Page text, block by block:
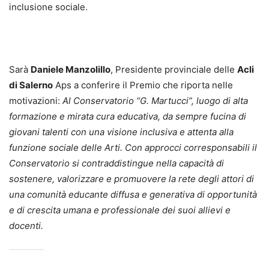
inclusione sociale.
Sarà Daniele Manzolillo, Presidente provinciale delle Acli
di Salerno Aps a conferire il Premio che riporta nelle
motivazioni: Al Conservatorio “G. Martucci”, luogo di alta
formazione e mirata cura educativa, da sempre fucina di
giovani talenti con una visione inclusiva e attenta alla
funzione sociale delle Arti. Con approcci corresponsabili il
Conservatorio si contraddistingue nella capacità di
sostenere, valorizzare e promuovere la rete degli attori di
una comunità educante diffusa e generativa di opportunità
e di crescita umana e professionale dei suoi allievi e
docenti.